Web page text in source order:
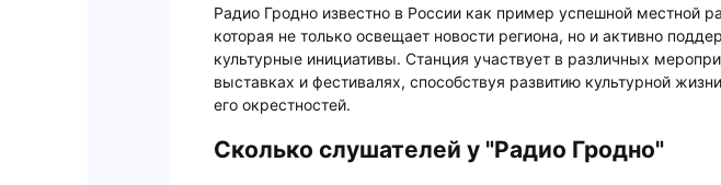
Радио Гродно известно в России как пример успешной местной
которая не только освещает новости региона, но и активно
культурные инициативы. Станция участвует в различных
выставках и фестивалях, способствуя развитию культурной
его окрестностей.
Сколько слушателей у "Радио Гродно"